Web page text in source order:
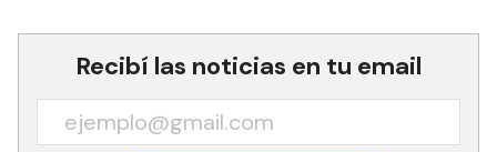
Recibí las noticias en tu email